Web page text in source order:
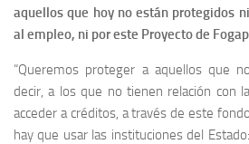
aquellos que hoy no están protegidos
al empleo, ni por este Proyecto de
“Queremos proteger a aquellos que
decir, a los que no tienen relación con
acceder a créditos, a través de este
hay que usar las instituciones del